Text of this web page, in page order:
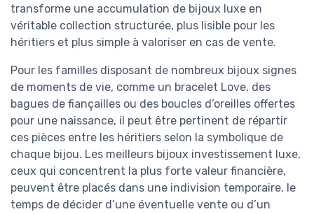
transforme une accumulation de bijoux luxe en
véritable collection structurée, plus lisible pour les
héritiers et plus simple à valoriser en cas de vente.
Pour les familles disposant de nombreux bijoux signes
de moments de vie, comme un bracelet Love, des
bagues de fiançailles ou des boucles d’oreilles offertes
pour une naissance, il peut être pertinent de répartir
ces pièces entre les héritiers selon la symbolique de
chaque bijou. Les meilleurs bijoux investissement luxe,
ceux qui concentrent la plus forte valeur financière,
peuvent être placés dans une indivision temporaire, le
temps de décider d’une éventuelle vente ou d’un